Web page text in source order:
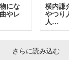
にな
やレ
横内謙
やつ
人…
さらに読み込む